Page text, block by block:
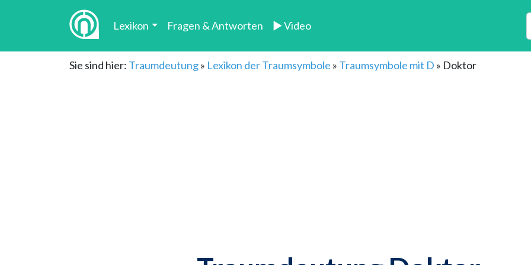
Lexikon Fragen & Antworten ► Video
Sie sind hier: Traumdeutung» Lexikon der Traumsymbole » Traumsymbole mit D » Doktor